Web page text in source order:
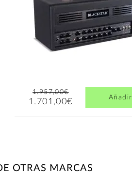
1.957,00€
1.701,00€ Añadir
OTRAS MARCAS